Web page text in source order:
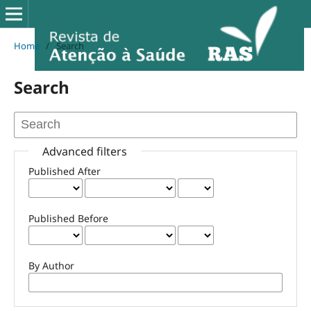
Home / Search
Search
Advanced filters
Published After
Published Before
By Author